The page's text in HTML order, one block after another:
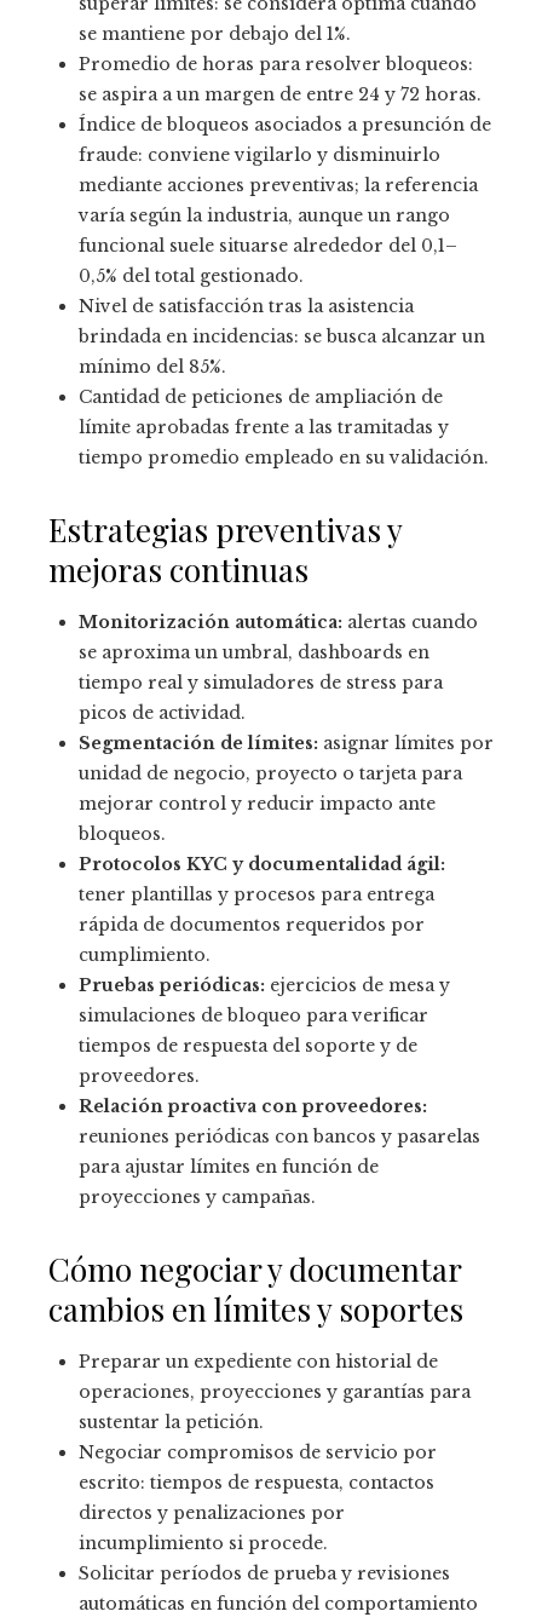
se mantiene por debajo del 1%.
Promedio de horas para resolver bloqueos:
se aspira a un margen de entre 24 y 72 horas.
Índice de bloqueos asociados a presunción de
fraude: conviene vigilarlo y disminuirlo
mediante acciones preventivas; la referencia
varía según la industria, aunque un rango
funcional suele situarse alrededor del 0,1–
0,5% del total gestionado.
Nivel de satisfacción tras la asistencia
brindada en incidencias: se busca alcanzar un
mínimo del 85%.
Cantidad de peticiones de ampliación de
límite aprobadas frente a las tramitadas y
tiempo promedio empleado en su validación.
Estrategias preventivas y
mejoras continuas
Monitorización automática: alertas cuando
se aproxima un umbral, dashboards en
tiempo real y simuladores de stress para
picos de actividad.
Segmentación de límites: asignar límites por
unidad de negocio, proyecto o tarjeta para
mejorar control y reducir impacto ante
bloqueos.
Protocolos KYC y documentalidad ágil:
tener plantillas y procesos para entrega
rápida de documentos requeridos por
cumplimiento.
Pruebas periódicas: ejercicios de mesa y
simulaciones de bloqueo para verificar
tiempos de respuesta del soporte y de
proveedores.
Relación proactiva con proveedores:
reuniones periódicas con bancos y pasarelas
para ajustar límites en función de
proyecciones y campañas.
Cómo negociar y documentar
cambios en límites y soportes
Preparar un expediente con historial de
operaciones, proyecciones y garantías para
sustentar la petición.
Negociar compromisos de servicio por
escrito: tiempos de respuesta, contactos
directos y penalizaciones por
incumplimiento si procede.
Solicitar períodos de prueba y revisiones
automáticas en función del comportamiento